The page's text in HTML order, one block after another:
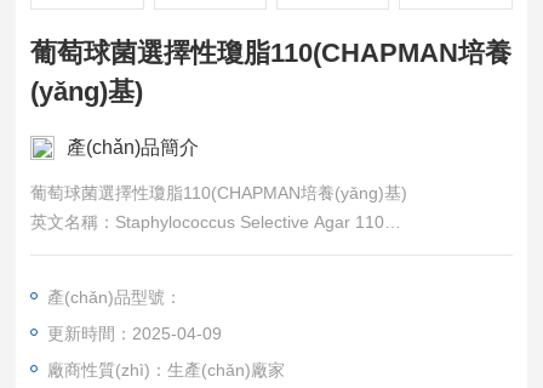
葡萄球菌選擇性瓊脂110(CHAPMAN培養
(yǎng)基)
產(chǎn)品簡介
葡萄球菌選擇性瓊脂110(CHAPMAN培養(yǎng)基)
英文名稱：Staphylococcus Selective Agar 110
產(chǎn)品規(guī)格：250
g)。
產(chǎn)品保存： 干燥培養(yǎng)基應(yīng)放置于陰暗干燥
處，避免光線直射，保存溫度2-8℃。 制備
產(chǎn)品型號：
更新時間：2025-04-09
廠商性質(zhì)：生產(chǎn)廠家